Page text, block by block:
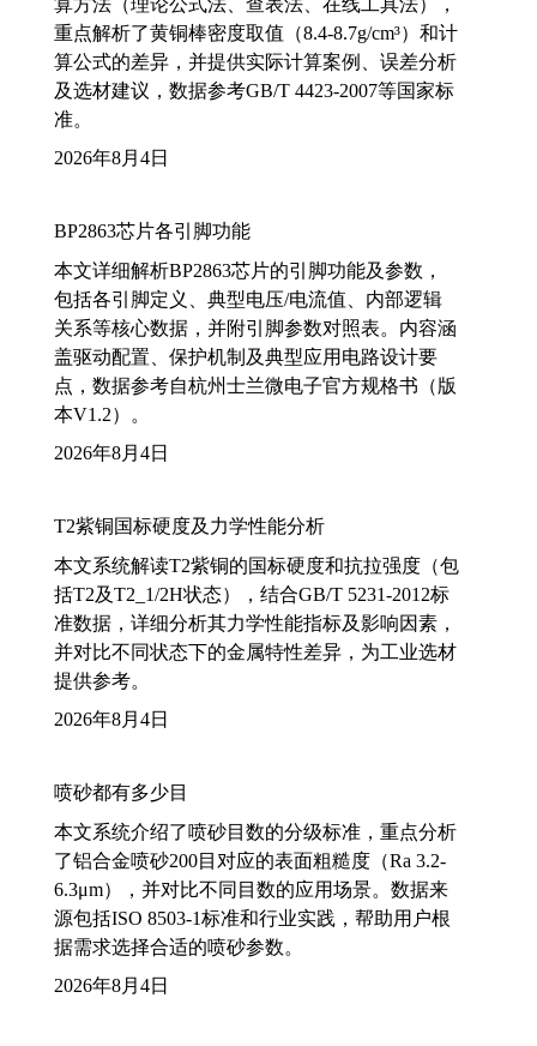
重点解析了黄铜棒密度取值（8.4-8.7g/cm³）和计
算公式的差异，并提供实际计算案例、误差分析
及选材建议，数据参考GB/T 4423-2007等国家标
准。
2026年8月4日
BP2863芯片各引脚功能
本文详细解析BP2863芯片的引脚功能及参数，
包括各引脚定义、典型电压/电流值、内部逻辑
关系等核心数据，并附引脚参数对照表。内容涵
盖驱动配置、保护机制及典型应用电路设计要
点，数据参考自杭州士兰微电子官方规格书（版
本V1.2）。
2026年8月4日
T2紫铜国标硬度及力学性能分析
本文系统解读T2紫铜的国标硬度和抗拉强度（包
括T2及T2_1/2H状态），结合GB/T 5231-2012标
准数据，详细分析其力学性能指标及影响因素，
并对比不同状态下的金属特性差异，为工业选材
提供参考。
2026年8月4日
喷砂都有多少目
本文系统介绍了喷砂目数的分级标准，重点分析
了铝合金喷砂200目对应的表面粗糙度（Ra 3.2-
6.3μm），并对比不同目数的应用场景。数据来
源包括ISO 8503-1标准和行业实践，帮助用户根
据需求选择合适的喷砂参数。
2026年8月4日